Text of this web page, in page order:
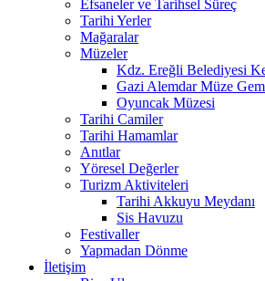
Efsaneler ve Tarihsel Süreç
Tarihi Yerler
Mağaralar
Müzeler
Kdz. Ereğli Belediyesi
Gazi Alemdar Müze
Oyuncak Müzesi
Tarihi Camiler
Tarihi Hamamlar
Anıtlar
Yöresel Değerler
Turizm Aktiviteleri
Tarihi Akkuyu Meydanı
Sis Havuzu
Festivaller
Yapmadan Dönme
İletişim